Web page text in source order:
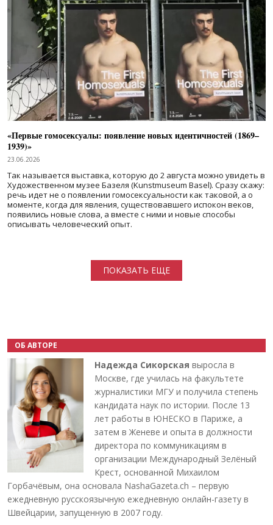
«Первые гомосексуалы: появление новых идентичностей (1869–
1939)»
23.06.2026
Так называется выставка, которую до 2 августа можно увидеть в
Художественном музее Базеля (Kunstmuseum Basel). Сразу скажу:
речь идет не о появлении гомосексуальности как таковой, а о
моменте, когда для явления, существовавшего испокон веков,
появились новые слова, а вместе с ними и новые способы
описывать человеческий опыт.
ПОКАЗАТЬ ЕЩЕ
ОБ АВТОРЕ
Надежда Сикорская выросла в
Москве, где училась на факультете
журналистики МГУ и получила степень
кандидата наук по истории. После 13
лет работы в ЮНЕСКО в Париже, а
затем в Женеве и опыта в должности
директора по коммуникациям в
организации Международный Зелёный
Крест, основанной Михаилом
Горбачёвым, она основала NashaGazeta.ch – первую
ежедневную русскоязычную ежедневную онлайн-газету в
Швейцарии, запущенную в 2007 году.